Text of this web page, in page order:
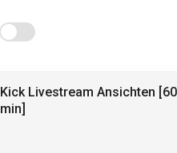
Kick Livestream Ansichten [60
min]